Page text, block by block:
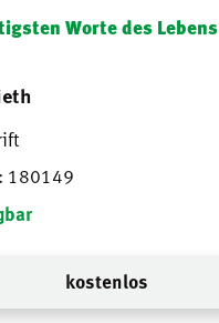
Worte des Lebens
180149
kostenlos